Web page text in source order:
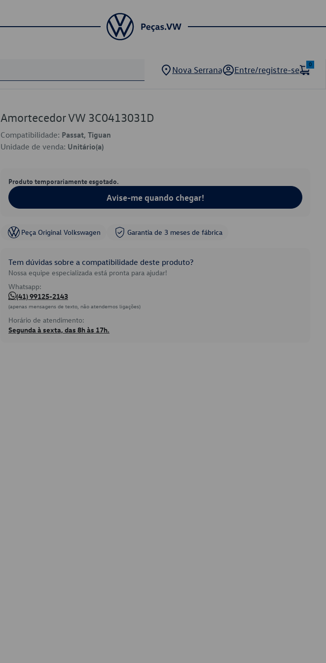
Nova Serrana Entre/registre-se
0
Amortecedor VW 3C0413031D
Compatibilidade: Passat, Tiguan
Unidade de venda: Unitário(a)
Produto temporariamente esgotado.
Avise-me quando chegar!
Peça Original Volkswagen Garantia de 3 meses de fábrica
Tem dúvidas sobre a compatibilidade deste produto?
Nossa equipe especializada está pronta para ajudar!
Whatsapp:
(41) 99125-2143
(apenas mensagens de texto, não atendemos ligações)
Horário de atendimento:
Segunda à sexta, das 8h às 17h.